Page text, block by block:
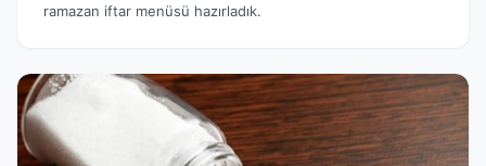
ramazan iftar menüsü hazırladık.